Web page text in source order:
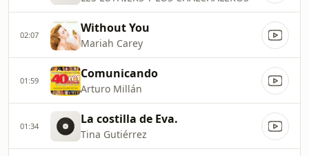
02:07 Without You
Mariah Carey
01:59 Comunicando
Arturo Millán
01:34 La costilla de Eva.
Tina Gutiérrez